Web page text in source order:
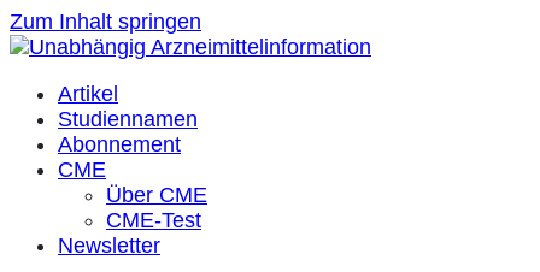
Zum Inhalt springen
Artikel
Studiennamen
Abonnement
CME
Über CME
CME-Test
Newsletter